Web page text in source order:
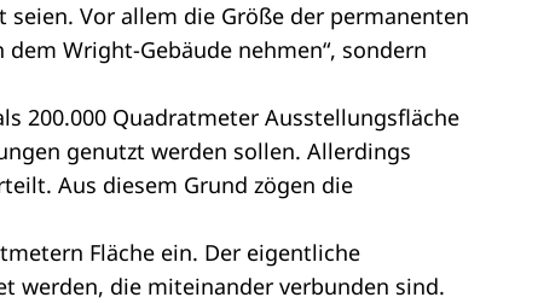
Vor allem die Größe der permanenten
Wright-Gebäude nehmen“, sondern
200.000 Quadratmeter Ausstellungsfläche
genutzt werden sollen. Allerdings
Aus diesem Grund zögen die
Fläche ein. Der eigentliche
werden, die miteinander verbunden sind.